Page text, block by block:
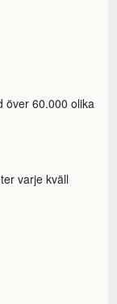
över 60.000 olika
varje kväll